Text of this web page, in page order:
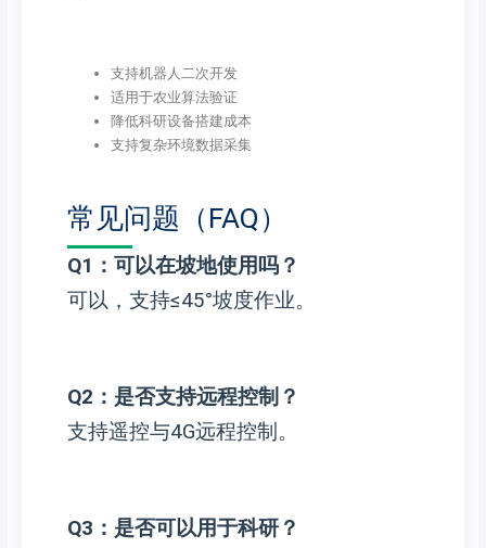
支持机器人二次开发
适用于农业算法验证
降低科研设备搭建成本
支持复杂环境数据采集
常见问题（FAQ）
Q1：可以在坡地使用吗？
可以，支持≤45°坡度作业。
Q2：是否支持远程控制？
支持遥控与4G远程控制。
Q3：是否可以用于科研？